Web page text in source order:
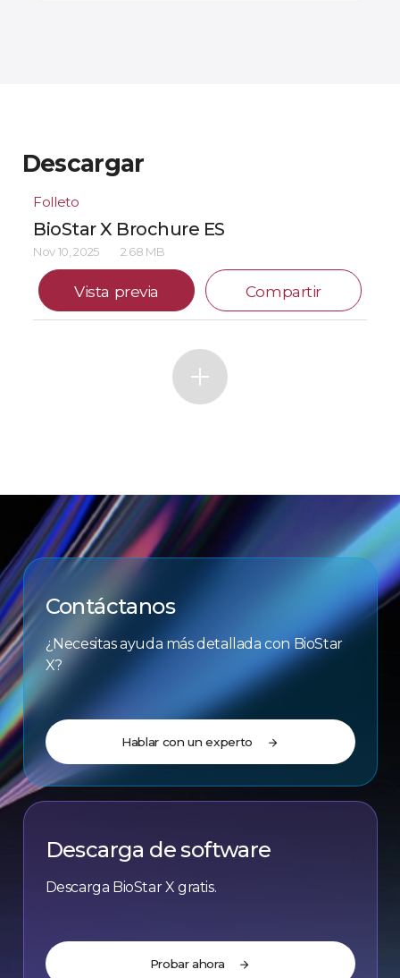
Descargar
Folleto
BioStar X Brochure ES
Nov 10, 2025 2.68 MB
Vista previa Compartir
Contáctanos
¿Necesitas ayuda más detallada con BioStar
X?
Hablar con un experto arrow_forward
Descarga de software
Descarga BioStar X gratis.
Probar ahora arrow_forward